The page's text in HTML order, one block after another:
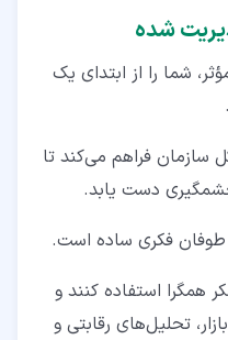
شما را از ابتدای یک
سازمان فراهم می‌کند تا
دست یابد.
طوفان فکری ساده است.
همگرا استفاده کنند و
تحلیل‌های رقابتی و